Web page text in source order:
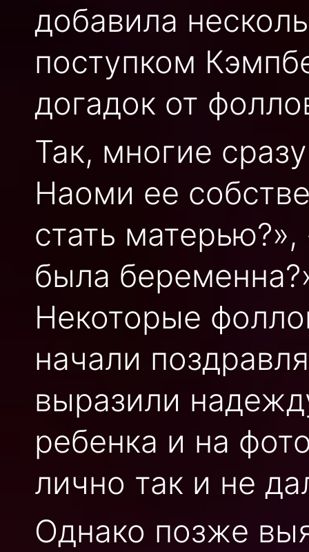
добавила
поступком
догадок от
Так, многие
Наоми ее
стать
была
Некоторые
начали
выразили
ребенка и на
лично так и не
Однако позже